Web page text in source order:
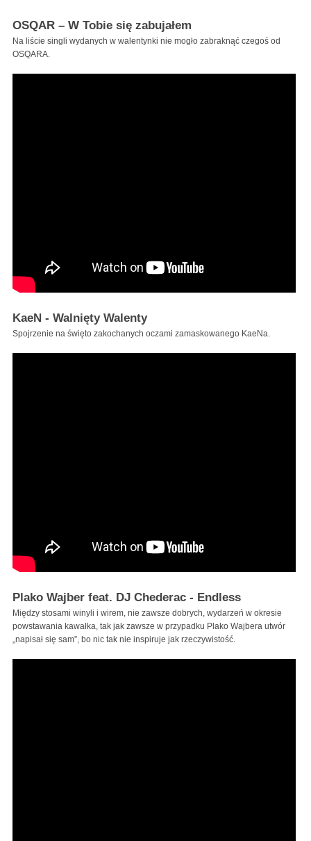
OSQAR – W Tobie się zabujałem
Na liście singli wydanych w walentynki nie mogło zabraknąć czegoś od
OSQARA.
KaeN - Walnięty Walenty
Spojrzenie na święto zakochanych oczami zamaskowanego KaeNa.
Plako Wajber feat. DJ Chederac - Endless
Między stosami winyli i wirem, nie zawsze dobrych, wydarzeń w okresie
powstawania kawałka, tak jak zawsze w przypadku Plako Wajbera utwór
„napisał się sam”, bo nic tak nie inspiruje jak rzeczywistość.